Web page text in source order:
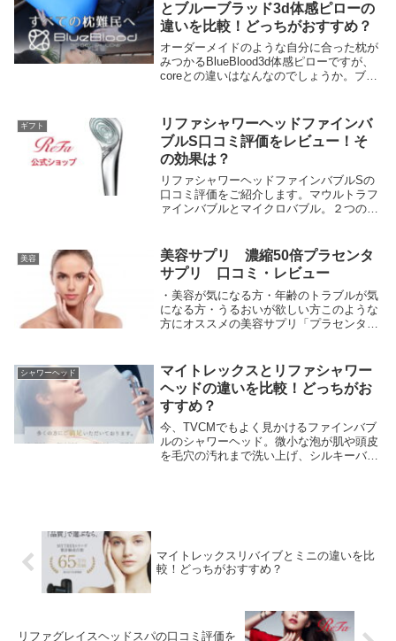
とブルーブラッド3d体感ピローの
違いを比較！どっちがおすすめ？
オーダーメイドのような自分に合った枕が
みつかるBlueBlood3d体感ピローですが、
coreとの違いはなんなのでしょうか。ブル
へ、coreはストレートネック（ス...
ギフト
リファシャワーヘッドファインバ
ブルS口コミ評価をレビュー！そ
の効果は？
リファシャワーヘッドファインバブルSの
口コミ評価をご紹介します。マウルトラフ
ァインバブルとマイクロバブル。２つの泡
の実力を調査しました。関連記事はこちら
➡マイトレ...
美容
美容サプリ 濃縮50倍プラセンタ
サプリ 口コミ・レビュー
・美容が気になる方・年齢のトラブルが気
になる方・うるおいが欲しい方このような
方にオススメの美容サプリ「プラセンタ」
に老化の一途をたどっているのでストップ
させてくれる...
シャワーヘッド
マイトレックスとリファシャワー
ヘッドの違いを比較！どっちがお
すすめ？
今、TVCMでもよく見かけるファインバブ
ルのシャワーヘッド。微小な泡が肌や頭皮
を毛穴の汚れまで洗い上げ、シルキーバス
マイトレックスリバイブとミニの違いを比
較！どっちがおすすめ？
リファグレイスヘッドスパの口コミ評価を